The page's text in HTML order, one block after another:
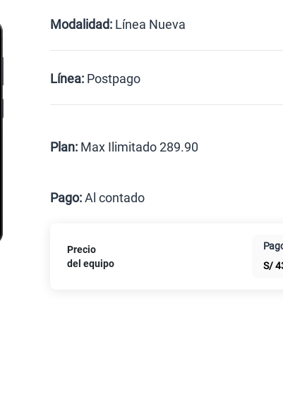
Modalidad: Línea Nueva
Celular liberado
Línea: Postpago
Plan: Max Ilimitado 289.90
Paga solo
Pago:Al contado
Cuotas
Precio
del equipo
S/